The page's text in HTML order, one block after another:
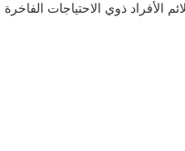
الأفراد ذوي الاحتياجات الفاخرة